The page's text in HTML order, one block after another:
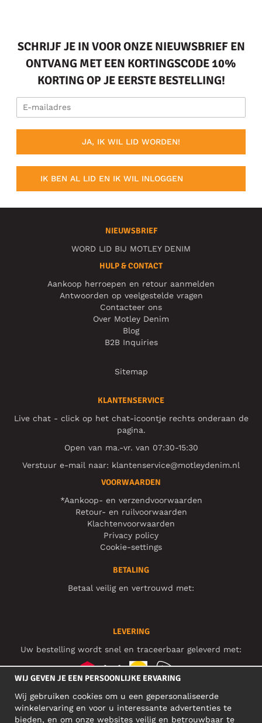
SCHRIJF JE IN VOOR ONZE NIEUWSBRIEF EN
ONTVANG MET EEN KORTINGSCODE 10%
KORTING OP JE EERSTE BESTELLING!
JA, IK WIL LID WORDEN!
IK BEN AL LID EN IK WIL INLOGGEN
NIEUWSBRIEF
WORD LID BIJ MOTLEY DENIM
HULP & CONTACT
Aankoop herroepen en retour aanmelden
Antwoorden op veelgestelde vragen
Contacteer ons
Over Motley Denim
Blog
B2B Inquiries
Sitemap
KLANTENSERVICE
Live chat - click op het chat-icoontje rechts onderaan de
pagina.
Open van ma.-vr. van 07:30-15:30
Verstuur e-mail naar: klantenservice@motleydenim.nl
VOORWAARDEN
*Aankoop- en verzendvoorwaarden
Retour- en ruilvoorwaarden
Klachtenvoorwaarden
Privacy policy
Cookie-settings
BETALING
Betaal veilig en vertrouwd met:
LEVERING
Uw bestelling wordt snel en traceerbaar geleverd met:
SOCIAL MEDIA
WIJ GEVEN JE EEN PERSOONLIJKE ERVARING
Wij gebruiken cookies om u een gepersonaliseerde
winkelervaring en voor u interessante advertenties te
bieden, en om onze websites veilig en betrouwbaar te